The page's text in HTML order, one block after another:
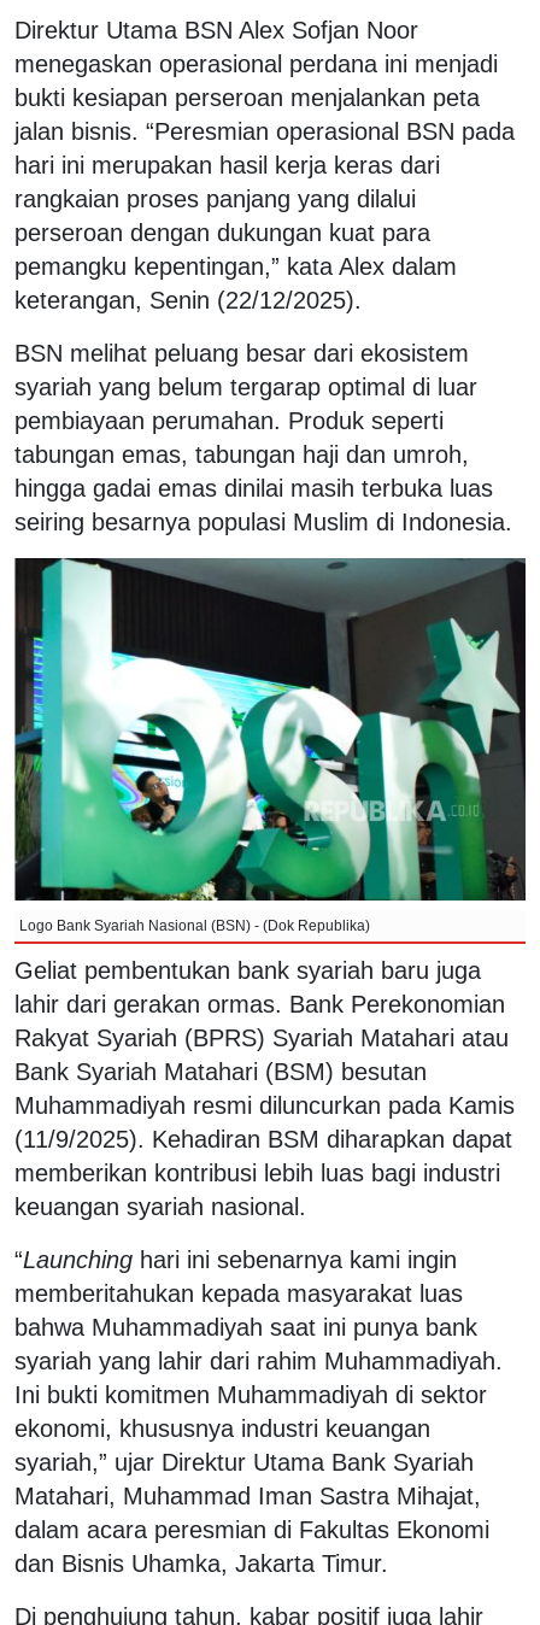
Direktur Utama BSN Alex Sofjan Noor
menegaskan operasional perdana ini menjadi
bukti kesiapan perseroan menjalankan peta
jalan bisnis. “Peresmian operasional BSN pada
hari ini merupakan hasil kerja keras dari
rangkaian proses panjang yang dilalui
perseroan dengan dukungan kuat para
pemangku kepentingan,” kata Alex dalam
keterangan, Senin (22/12/2025).
BSN melihat peluang besar dari ekosistem
syariah yang belum tergarap optimal di luar
pembiayaan perumahan. Produk seperti
tabungan emas, tabungan haji dan umroh,
hingga gadai emas dinilai masih terbuka luas
seiring besarnya populasi Muslim di Indonesia.
Logo Bank Syariah Nasional (BSN) - (Dok Republika)
Geliat pembentukan bank syariah baru juga
lahir dari gerakan ormas. Bank Perekonomian
Rakyat Syariah (BPRS) Syariah Matahari atau
Bank Syariah Matahari (BSM) besutan
Muhammadiyah resmi diluncurkan pada Kamis
(11/9/2025). Kehadiran BSM diharapkan dapat
memberikan kontribusi lebih luas bagi industri
keuangan syariah nasional.
“Launching hari ini sebenarnya kami ingin
memberitahukan kepada masyarakat luas
bahwa Muhammadiyah saat ini punya bank
syariah yang lahir dari rahim Muhammadiyah.
Ini bukti komitmen Muhammadiyah di sektor
ekonomi, khususnya industri keuangan
syariah,” ujar Direktur Utama Bank Syariah
Matahari, Muhammad Iman Sastra Mihajat,
dalam acara peresmian di Fakultas Ekonomi
dan Bisnis Uhamka, Jakarta Timur.
Di penghujung tahun, kabar positif juga lahir